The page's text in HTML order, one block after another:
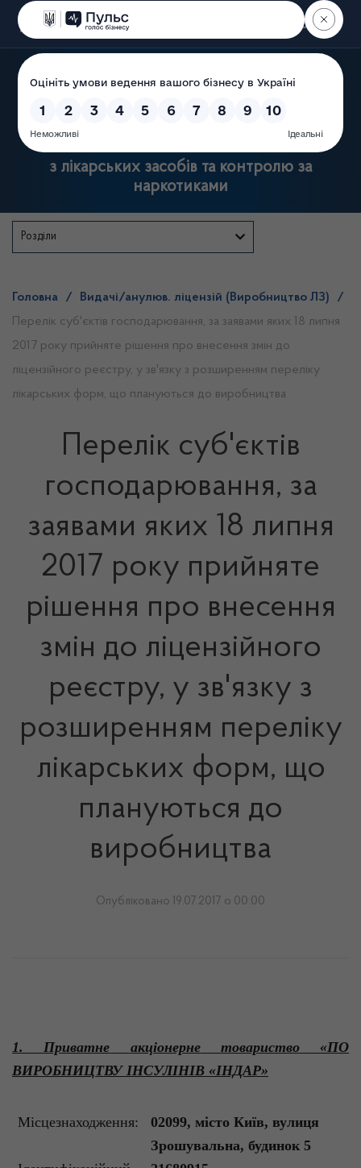
Пошук
Державна служба України
з лікарських засобів та контролю за
наркотиками
Розділи
Головна / Видачі/анулюв. ліцензій (Виробництво ЛЗ)
/
Перелік суб'єктів господарювання, за заявами яких 18 липня
2017 року прийняте рішення про внесення змін до
ліцензійного реєстру, у зв'язку з розширенням переліку
лікарських форм, що плануються до виробництва
Перелік суб'єктів
господарювання, за
заявами яких 18 липня
2017 року прийняте
рішення про внесення
змін до ліцензійного
реєстру, у зв'язку з
розширенням переліку
лікарських форм, що
плануються до
виробництва
Опубліковано 19.07.2017 о 00:00
1.Приватне акціонерне товариство«ПО
ВИРОБНИЦТВУ ІНСУЛІНІВ «ІНДАР»
Місцезнаходження: 02099,місто Київ,вулиця
Зрошувальна,будинок 5